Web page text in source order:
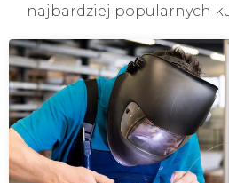
najbardziej popularnych